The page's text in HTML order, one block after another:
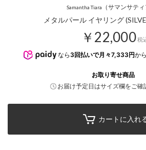
Samantha Tiara （サマンサティ
メタルパール イヤリング
￥22,000税
なら 3回払いで月々7,333円か
お取り寄せ商品
お届け予定日はサイズ欄をご確
カートに入れ